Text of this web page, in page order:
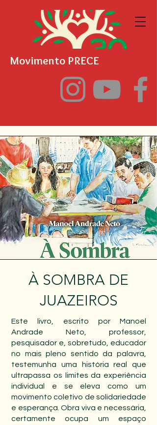
Movimento PRECE
À SOMBRA DE
JUAZEIROS
Este livro, escrito por Manoel
Andrade Neto, professor,
pesquisador e, sobretudo, educador
no mais pleno sentido da palavra,
testemunha uma história real que
ultrapassa os limites da experiência
individual e se eleva como um
movimento coletivo de solidariedade
e esperança. Obra viva e necessária,
certamente ocupa um espaço